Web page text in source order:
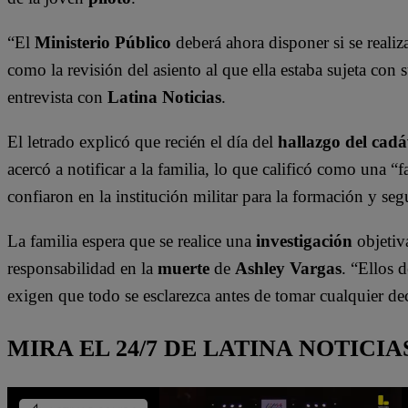
“El Ministerio Público deberá ahora disponer si se
como la revisión del asiento al que ella estaba sujeta con
entrevista con Latina Noticias.
El letrado explicó que recién el día del hallazgo del
acercó a notificar a la familia, lo que calificó como una
confiaron en la institución militar para la formación y
La familia espera que se realice una investigación
responsabilidad en la muerte de Ashley Vargas. “Ellos
exigen que todo se esclarezca antes de tomar cualquier
MIRA EL 24/7 DE LATINA